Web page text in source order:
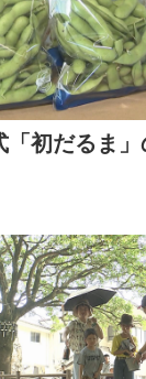
「初だるま